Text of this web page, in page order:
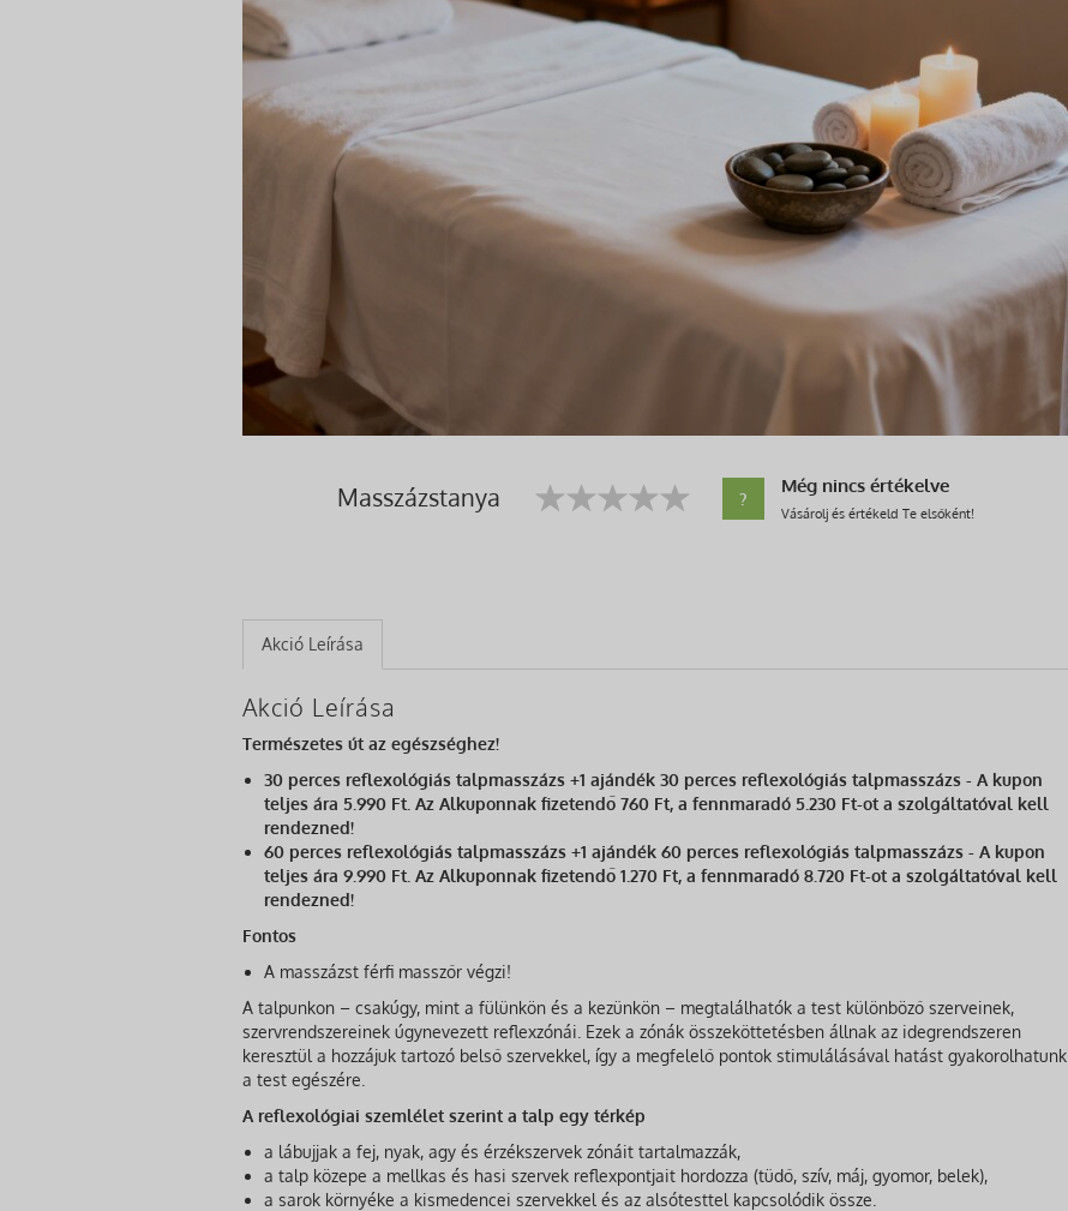
Masszázstanya ?
Még nincs értékelve
Vásárolj és értékeld Te elsőként!
Akció Leírása
Akció Leírása
Természetes út az egészséghez!
30 perces reflexológiás talpmasszázs +1 ajándék 30 perces reflexológiás talpmasszázs - A kupon
teljes ára 5.990 Ft. Az Alkuponnak fizetendő 760 Ft, a fennmaradó 5.230 Ft-ot a szolgáltatóval kell
rendezned!
60 perces reflexológiás talpmasszázs +1 ajándék 60 perces reflexológiás talpmasszázs - A kupon
teljes ára 9.990 Ft. Az Alkuponnak fizetendő 1.270 Ft, a fennmaradó 8.720 Ft-ot a szolgáltatóval kell
rendezned!
Fontos
A masszázst férfi masszőr végzi!
A talpunkon – csakúgy, mint a fülünkön és a kezünkön – megtalálhatók a test különböző szerveinek,
szervrendszereinek úgynevezett reflexzónái. Ezek a zónák összeköttetésben állnak az idegrendszeren
keresztül a hozzájuk tartozó belső szervekkel, így a megfelelő pontok stimulálásával hatást gyakorolhatunk
a test egészére.
A reflexológiai szemlélet szerint a talp egy térkép
a lábujjak a fej, nyak, agy és érzékszervek zónáit tartalmazzák,
a talp közepe a mellkas és hasi szervek reflexpontjait hordozza (tüdő, szív, máj, gyomor, belek),
a sarok környéke a kismedencei szervekkel és az alsótesttel kapcsolódik össze.